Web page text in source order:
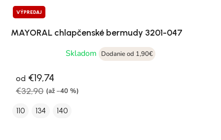
VÝPREDAJ
MAYORAL chlapčenské bermudy 3201-047
Skladom
Dodanie od 1,90€
od €19,74
€32,90 (až –40 %)
110 134 140